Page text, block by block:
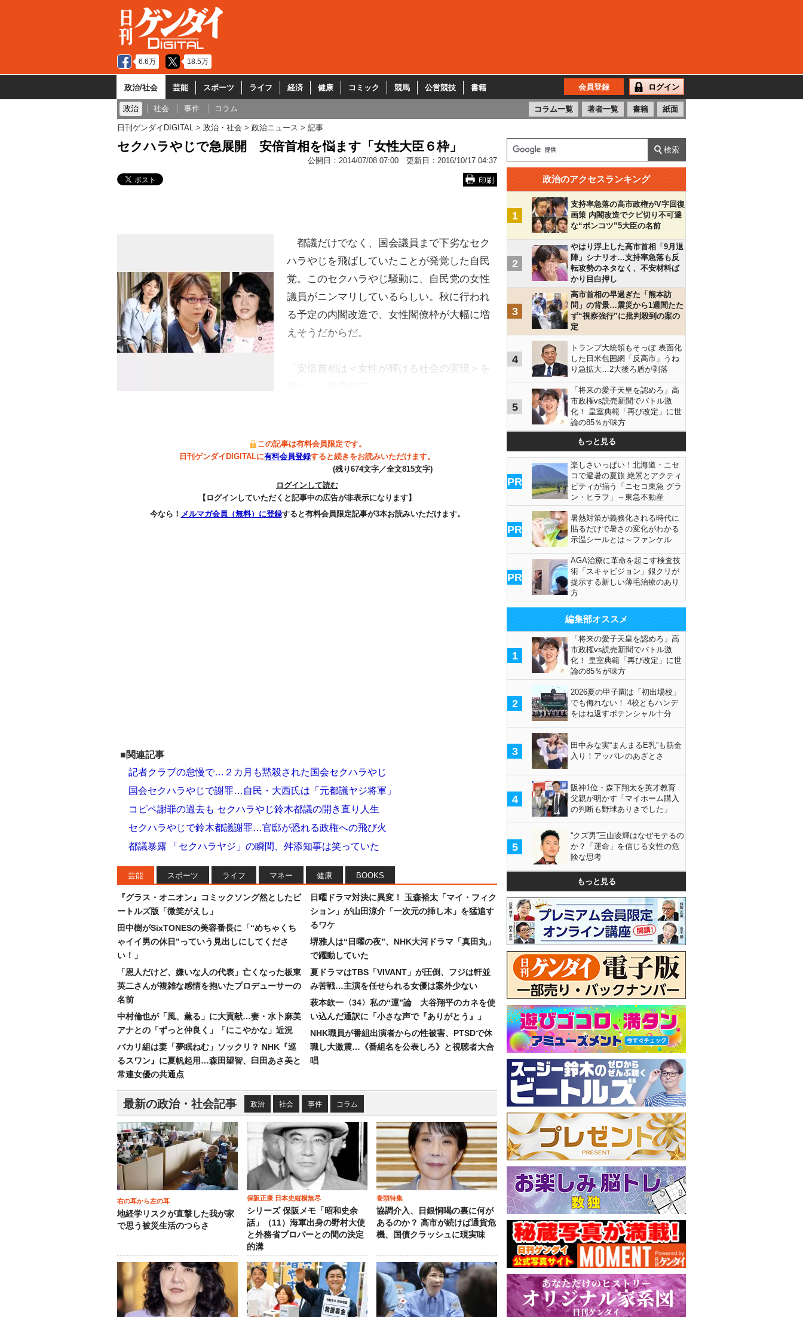
6.6万 18.5万
政治/社会 芸能 スポーツ ライフ 経済 健康 コミック 競馬 公営競技 書籍 会員登録 ログイン
政治 社会 事件 コラム コラム一覧 著者一覧 書籍 紙面
日刊ゲンダイDIGITAL 政治・社会 政治ニュース 記事
セクハラやじで急展開 安倍首相を悩ます「女性大臣６枠」
公開日： 2014/07/08 07:00 更新日： 2016/10/17 04:37
印刷
都議だけでなく、国会議員まで下劣なセク
ハラやじを飛ばしていたことが発覚した自民
党。このセクハラやじ騒動に、自民党の女性
議員がニンマリしているらしい。秋に行われ
る予定の内閣改造で、女性閣僚枠が大幅に増
えそうだからだ。
「安倍首相は＜女性が輝ける社会の実現＞を
この記事は有料会員限定です。
日刊ゲンダイDIGITALに有料会員登録すると続きをお読みいただけます。
(残り674文字／全文815文字)
ログインして読む
【ログインしていただくと記事中の広告が非表示になります】
今なら！ メルマガ会員（無料）に登録すると有料会員限定記事が3本お読みいただけます。
■関連記事
記者クラブの怠慢で…２カ月も黙殺された国会セクハラやじ
国会セクハラやじで謝罪…自民・大西氏は「元都議ヤジ将軍」
コピペ謝罪の過去も セクハラやじ鈴木都議の開き直り人生
セクハラやじで鈴木都議謝罪…官邸が恐れる政権への飛び火
都議暴露 「セクハラヤジ」の瞬間、舛添知事は笑っていた
芸能 スポーツ ライフ マネー 健康 BOOKS
『グラス・オニオン』コミックソング然としたビ
ートルズ版「微笑がえし」
田中樹がSixTONESの美容番長に「“めちゃくち
ゃイイ男の休日”っていう見出しにしてくださ
い！」
「恩人だけど、嫌いな人の代表」亡くなった板東
英二さんが複雑な感情を抱いたプロデューサーの
名前
中村倫也が「風、薫る」に大貢献…妻・水卜麻美
アナとの「ずっと仲良く」「にこやかな」近況
バカリ組は妻「夢眠ねむ」ソックリ？ NHK『巡
るスワン』に夏帆起用…森田望智、臼田あさ美と
常連女優の共通点
日曜ドラマ対決に異変！ 玉森裕太「マイ・フィク
ション」が山田涼介「一次元の挿し木」を猛追す
るワケ
堺雅人は“日曜の夜”、NHK大河ドラマ「真田丸」
で躍動していた
夏ドラマはTBS「VIVANT」が圧倒、フジは軒並
み苦戦…主演を任せられる女優は案外少ない
萩本欽一〈34〉私の“運”論 大谷翔平のカネを使
い込んだ通訳に「小さな声で『ありがとう』」
NHK職員が番組出演者からの性被害、PTSDで休
職し大激震…《番組名を公表しろ》と視聴者大合
唱
最新の政治・社会記事 政治 社会 事件 コラム
右の耳から左の耳
地経学リスクが直撃した我が家
で思う被災生活のつらさ
保阪正康 日本史縦横無尽
シリーズ 保阪メモ「昭和史余
話」（11）海軍出身の野村大使
と外務省プロパーとの間の決定
的溝
巻頭特集
協調介入、日銀恫喝の裏に何が
あるのか？ 高市が続けば通貨危
機、国債クラッシュに現実味
政治のアクセスランキング
1
支持率急落の高市政権がV字回復
画策 内閣改造でクビ切り不可避
な“ポンコツ”5大臣の名前
2
やはり浮上した高市首相「9月退
陣」シナリオ…支持率急落も反
転攻勢のネタなく、不安材料ば
かり目白押し
3
高市首相の早過ぎた「熊本訪
問」の背景…震災から1週間たた
ず“視察強行”に批判殺到の案の
定
4
トランプ大統領もそっぽ 表面化
した日米包囲網「反高市」うね
り急拡大…2大後ろ盾が剥落
5
「将来の愛子天皇を認めろ」高
市政権vs読売新聞でバトル激
化！ 皇室典範「再び改定」に世
論の85％が味方
もっと見る
PR
楽しさいっぱい！北海道・ニセ
コで避暑の夏旅 絶景とアクティ
ビティが揃う「ニセコ東急 グラ
ン・ヒラフ」～東急不動産
PR
暑熱対策が義務化される時代に
貼るだけで暑さの変化がわかる
示温シールとは～ファンケル
PR
AGA治療に革命を起こす検査技
術「スキャビジョン」銀クリが
提示する新しい薄毛治療のあり
方
編集部オススメ
1
「将来の愛子天皇を認めろ」高
市政権vs読売新聞でバトル激
化！ 皇室典範「再び改定」に世
論の85％が味方
2
2026夏の甲子園は「初出場校」
でも侮れない！ 4校ともハンデ
をはね返すポテンシャル十分
3
田中みな実“まんまるE乳”も筋金
入り！アッパレのあざとさ
4
阪神1位・森下翔太を英才教育
父親が明かす「マイホーム購入
の判断も野球ありきでした」
5
“クズ男”三山凌輝はなぜモテるの
か？「運命」を信じる女性の危
険な思考
もっと見る